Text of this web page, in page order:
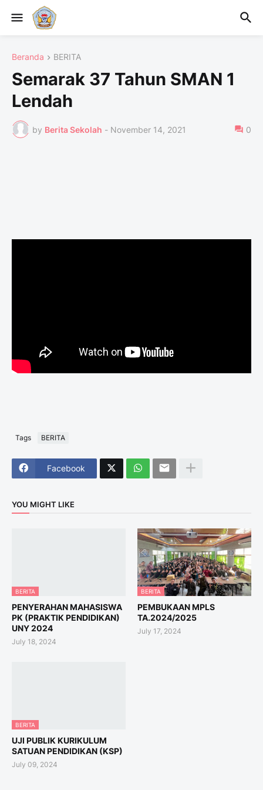
Beranda BERITA
Semarak 37 Tahun SMAN 1
Lendah
by Berita Sekolah - November 14, 2021 0
Tags BERITA
Facebook
YOU MIGHT LIKE
BERITA
PENYERAHAN MAHASISWA
PK (PRAKTIK PENDIDIKAN)
UNY 2024
July 18, 2024
BERITA
PEMBUKAAN MPLS
TA.2024/2025
July 17, 2024
BERITA
UJI PUBLIK KURIKULUM
SATUAN PENDIDIKAN (KSP)
July 09, 2024